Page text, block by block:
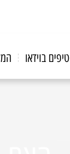
טיפים בוידאו